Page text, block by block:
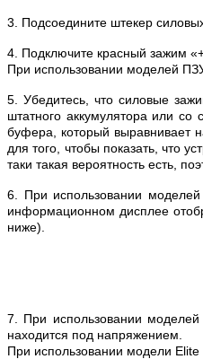
3. Подсоедините штекер
4. Подключите красный зажим
При использовании моделей
5. Убедитесь, что силовые
штатного аккумулятора или
буфера, который выравнивает
для того, чтобы показать, что
таки такая вероятность есть,
6. При использовании
информационном дисплее
ниже).
7. При использовании
находится под напряжением.
При использовании модели Elite